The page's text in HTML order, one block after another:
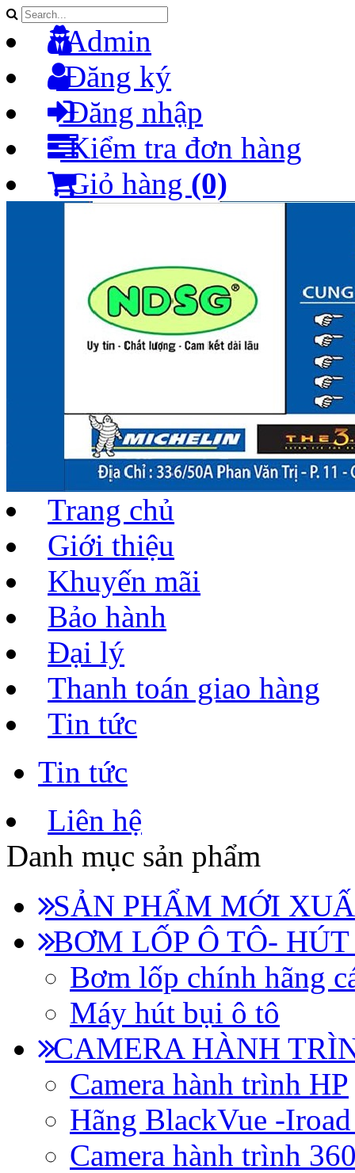
Admin
Đăng ký
Đăng nhập
Kiểm tra đơn hàng
Giỏ hàng (0)
Trang chủ
Giới thiệu
Khuyến mãi
Bảo hành
Đại lý
Thanh toán giao hàng
Tin tức
Tin tức
Liên hệ
Danh mục sản phẩm
SẢN PHẨM MỚI
BƠM LỐP Ô TÔ-
Bơm lốp chính hãng
Máy hút bụi ô tô
CAMERA HÀNH
Camera hành trình HP
Hãng BlackVue -
Camera hành trình